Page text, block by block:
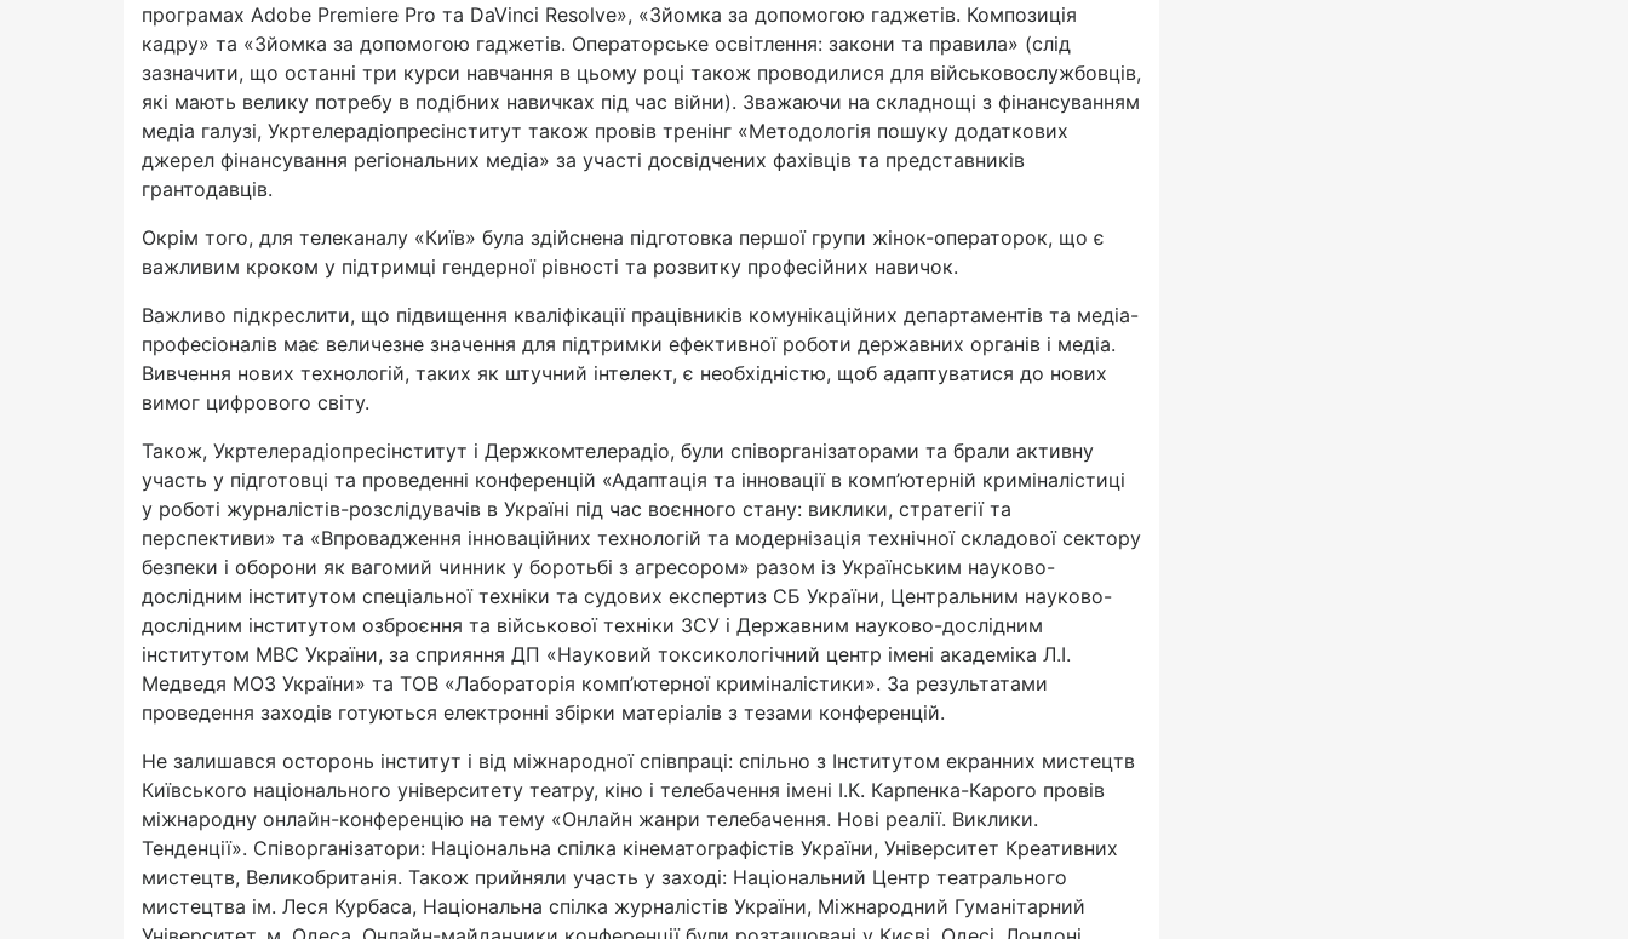
програмах Adobe Premiere Pro та DaVinci Resolve», «Зйомка за допомогою гаджетів. Композиція
кадру» та «Зйомка за допомогою гаджетів. Операторське освітлення: закони та правила» (слід
зазначити, що останні три курси навчання в цьому році також проводилися для військовослужбовців,
які мають велику потребу в подібних навичках під час війни). Зважаючи на складнощі з фінансуванням
медіа галузі, Укртелерадіопресінститут також провів тренінг «Методологія пошуку додаткових
джерел фінансування регіональних медіа» за участі досвідчених фахівців та представників
грантодавців.
Окрім того, для телеканалу «Київ» була здійснена підготовка першої групи жінок-операторок, що є
важливим кроком у підтримці гендерної рівності та розвитку професійних навичок.
Важливо підкреслити, що підвищення кваліфікації працівників комунікаційних департаментів та медіа-
професіоналів має величезне значення для підтримки ефективної роботи державних органів і медіа.
Вивчення нових технологій, таких як штучний інтелект, є необхідністю, щоб адаптуватися до нових
вимог цифрового світу.
Також, Укртелерадіопресінститут і Держкомтелерадіо, були співорганізаторами та брали активну
участь у підготовці та проведенні конференцій «Адаптація та інновації в комп’ютерній криміналістиці
у роботі журналістів-розслідувачів в Україні під час воєнного стану: виклики, стратегії та
перспективи» та «Впровадження інноваційних технологій та модернізація технічної складової сектору
безпеки і оборони як вагомий чинник у боротьбі з агресором» разом із Українським науково-
дослідним інститутом спеціальної техніки та судових експертиз СБ України, Центральним науково-
дослідним інститутом озброєння та військової техніки ЗСУ і Державним науково-дослідним
інститутом МВС України, за сприяння ДП «Науковий токсикологічний центр імені академіка Л.І.
Медведя МОЗ України» та ТОВ «Лабораторія комп’ютерної криміналістики». За результатами
проведення заходів готуються електронні збірки матеріалів з тезами конференцій.
Не залишався осторонь інститут і від міжнародної співпраці: спільно з Інститутом екранних мистецтв
Київського національного університету театру, кіно і телебачення імені І.К. Карпенка-Карого провів
міжнародну онлайн-конференцію на тему «Онлайн жанри телебачення. Нові реалії. Виклики.
Тенденції». Співорганізатори: Національна спілка кінематографістів України, Університет Креативних
мистецтв, Великобританія. Також прийняли участь у заході: Національний Центр театрального
мистецтва ім. Леся Курбаса, Національна спілка журналістів України, Міжнародний Гуманітарний